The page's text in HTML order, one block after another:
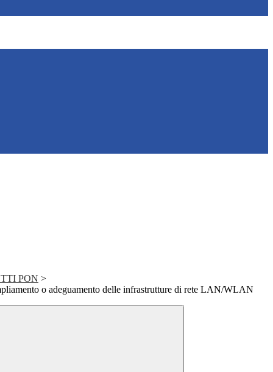
PON >
o adeguamento delle infrastrutture di rete LAN/WLAN